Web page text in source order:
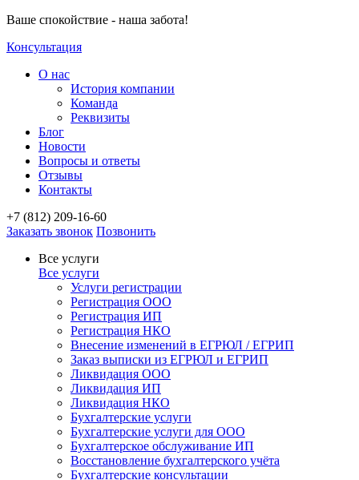
Ваше спокойствие - наша забота!
Консультация
О нас
История компании
Команда
Реквизиты
Блог
Новости
Вопросы и ответы
Отзывы
Контакты
+7 (812) 209-16-60
Заказать звонок Позвонить
Все услуги
Все услуги
Услуги регистрации
Регистрация ООО
Регистрация ИП
Регистрация НКО
Внесение изменений в ЕГРЮЛ / ЕГРИП
Заказ выписки из ЕГРЮЛ и ЕГРИП
Ликвидация ООО
Ликвидация ИП
Ликвидация НКО
Бухгалтерские услуги
Бухгалтерские услуги для ООО
Бухгалтерское обслуживание ИП
Восстановление бухгалтерского учёта
Бухгалтерские консультации